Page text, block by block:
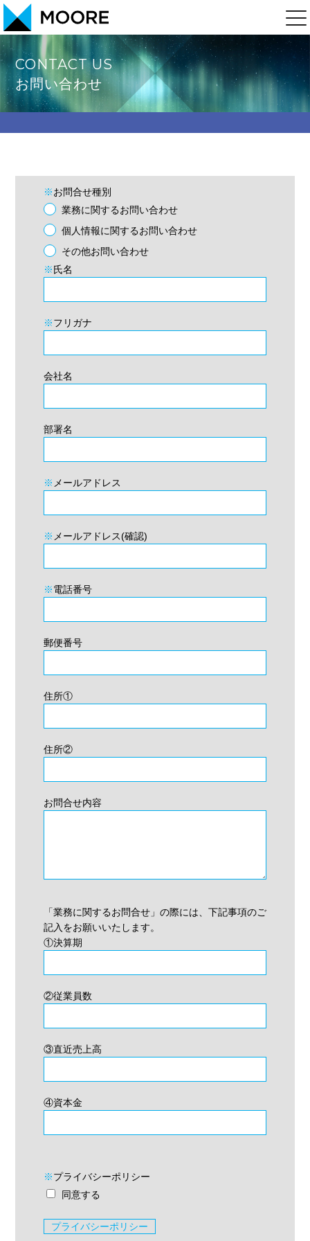
CONTACT US
お問い合わせ
※お問合せ種別
業務に関するお問い合わせ
個人情報に関するお問い合わせ
その他お問い合わせ
※氏名
※フリガナ
会社名
部署名
※ メールアドレス
※ メールアドレス(確認)
※電話番号
郵便番号
住所①
住所②
お問合せ内容
「業務に関するお問合せ」の際には、下記事項のご
記入をお願いいたします。
①決算期
②従業員数
③直近売上高
④資本金
※プライバシーポリシー
同意する
プライバシーポリシー